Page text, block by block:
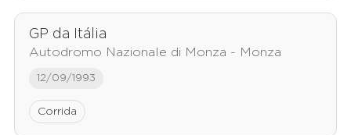
GP da Itália
Autodromo Nazionale di Monza - Monza
12/09/1993
Corrida